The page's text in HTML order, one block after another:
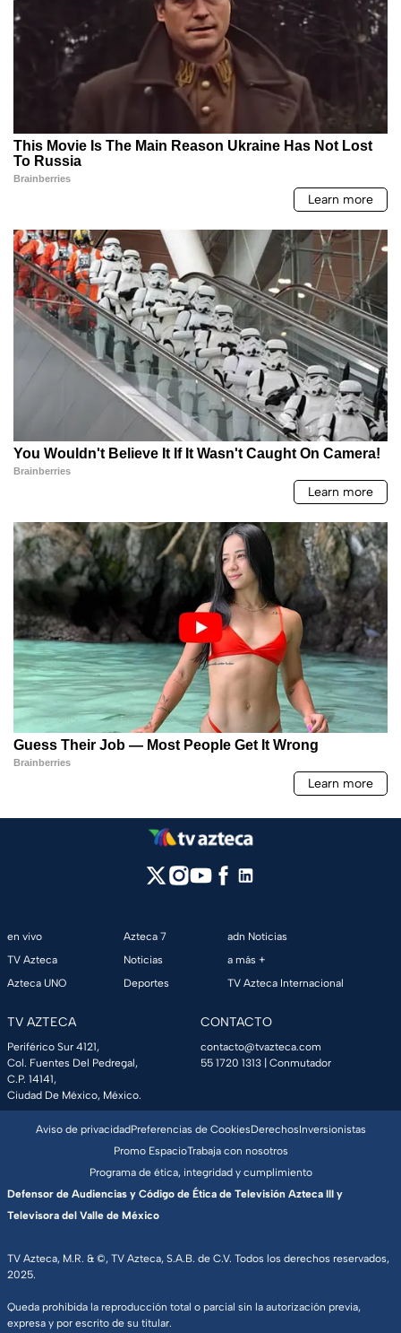
en vivo
TV Azteca
Azteca UNO
Azteca 7
Noticias
Deportes
adn Noticias
a más +
TV Azteca Internacional
TV AZTECA
Periférico Sur 4121,
Col. Fuentes Del Pedregal,
C.P. 14141,
Ciudad De México, México.
CONTACTO
contacto@tvazteca.com
55 1720 1313 | Conmutador
TV Azteca, M.R. & ©, TV Azteca, S.A.B. de C.V. Todos los derechos reservados,
2025.
Queda prohibida la reproducción total o parcial sin la autorización previa,
expresa y por escrito de su titular.
Aviso de privacidadPreferencias de CookiesDerechosInversionistas
Promo EspacioTrabaja con nosotros
Programa de ética, integridad y cumplimiento
Defensor de Audiencias y Código de Ética de Televisión Azteca III y
Televisora del Valle de México